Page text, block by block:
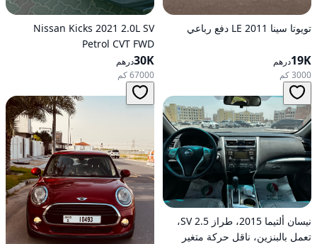
تويوتا سينا 2011 LE دفع رباعي
19Kدرهم
3000 كم
Nissan Kicks 2021 2.0L SV
Petrol CVT FWD
30Kدرهم
67000 كم
نيسان ألتيما 2015، طراز 2.5 SV،
تعمل بالبنزين، ناقل حركة متغير